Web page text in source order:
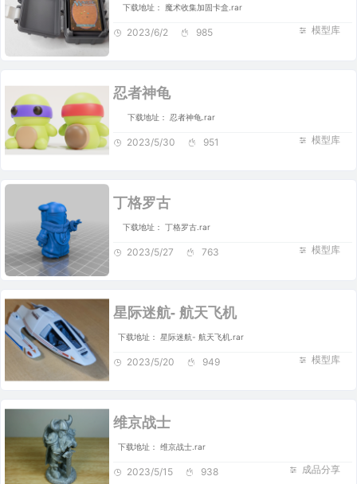
下载地址： 魔术收集加固卡盒.rar
模型库
2023/6/2 985
忍者神龟
下载地址： 忍者神龟.rar
模型库
2023/5/30 951
丁格罗古
下载地址： 丁格罗古.rar
模型库
2023/5/27 763
星际迷航- 航天飞机
下载地址： 星际迷航- 航天飞机.rar
模型库
2023/5/20 949
维京战士
下载地址： 维京战士.rar
成品分享
2023/5/15 938